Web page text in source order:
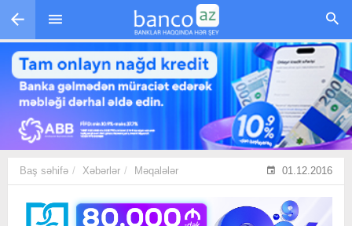
Skip to main content
Baş səhifə Xəbərlər Məqalələr 01.12.2016